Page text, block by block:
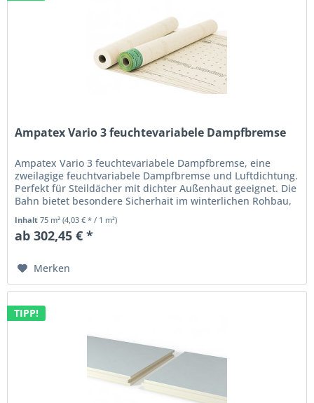
Ampatex Vario 3 feuchtevariabele Dampfbremse
Ampatex Vario 3 feuchtevariabele Dampfbremse, eine
zweilagige feuchtvariabele Dampfbremse und Luftdichtung.
Perfekt für Steildächer mit dichter Außenhaut geeignet. Die
Bahn bietet besondere Sicherhait im winterlichen Rohbau,
a 75 m²...
Inhalt75 m²(4,03 € * / 1 m²)
ab 302,45 € *
Merken
TIPP!